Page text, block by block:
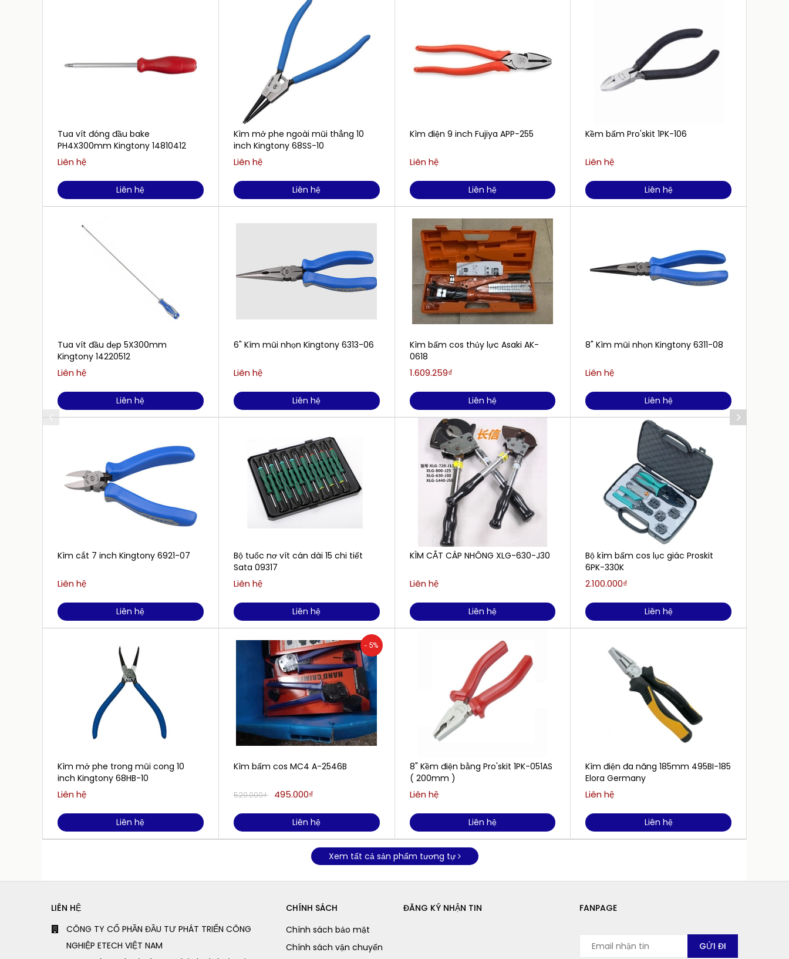
Tua vít đóng đầu bake
PH4X300mm Kingtony 14810412
Liên hệ
Liên hệ
Tua vít đầu dẹp 5X300mm
Kingtony 14220512
Liên hệ
Liên hệ
Kìm cắt 7 inch Kingtony 6921-07
Liên hệ
Liên hệ
Kìm mở phe trong mũi cong 10
inch Kingtony 68HB-10
Liên hệ
Liên hệ
Kìm mở phe ngoài mũi thẳng 10
inch Kingtony 68SS-10
Liên hệ
Liên hệ
6" Kìm mũi nhọn Kingtony 6313-06
Liên hệ
Liên hệ
Bộ tuốc nơ vít cán dài 15 chi tiết
Sata 09317
Liên hệ
Liên hệ
- 5%
Kìm bấm cos MC4 A-2546B
520.000₫ 495.000₫
Liên hệ
Kìm điện 9 inch Fujiya APP-255
Liên hệ
Liên hệ
Kìm bấm cos thủy lực Asaki AK-
0618
1.609.259₫
Liên hệ
KÌM CẮT CÁP NHÔNG XLG-630-J30
Liên hệ
Liên hệ
8" Kềm điện bằng Pro'skit 1PK-051AS
( 200mm )
Liên hệ
Liên hệ
Kềm bấm Pro'skit 1PK-106
Liên hệ
Liên hệ
8" Kìm mũi nhọn Kingtony 6311-08
Liên hệ
Liên hệ
Bộ kìm bấm cos lục giác Proskit
6PK-330K
2.100.000₫
Liên hệ
Kìm điện đa năng 185mm 495BI-185
Elora Germany
Liên hệ
Liên hệ
Xem tất cả sản phẩm tương tự
LIÊN HỆ
CÔNG TY CỔ PHẦN ĐẦU TƯ PHÁT TRIỂN CÔNG
NGHIỆP ETECH VIỆT NAM
CHÍNH SÁCH
Chính sách bảo mật
Chính sách vận chuyển
ĐĂNG KÝ NHẬN TIN FANPAGE